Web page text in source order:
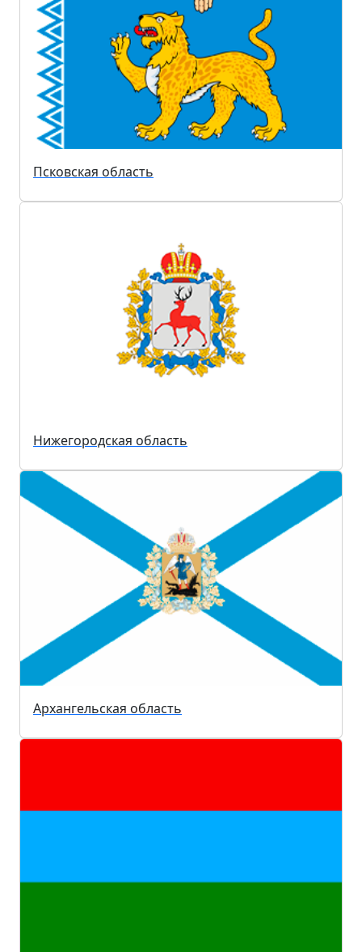
Псковская область
Нижегородская область
Архангельская область